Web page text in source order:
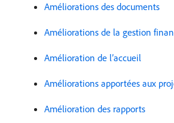
Améliorations des documents
Améliorations de la gestion
Amélioration de l’accueil
Améliorations apportées aux
Amélioration des rapports